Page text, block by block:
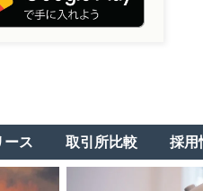
ース 取引所比較 採用